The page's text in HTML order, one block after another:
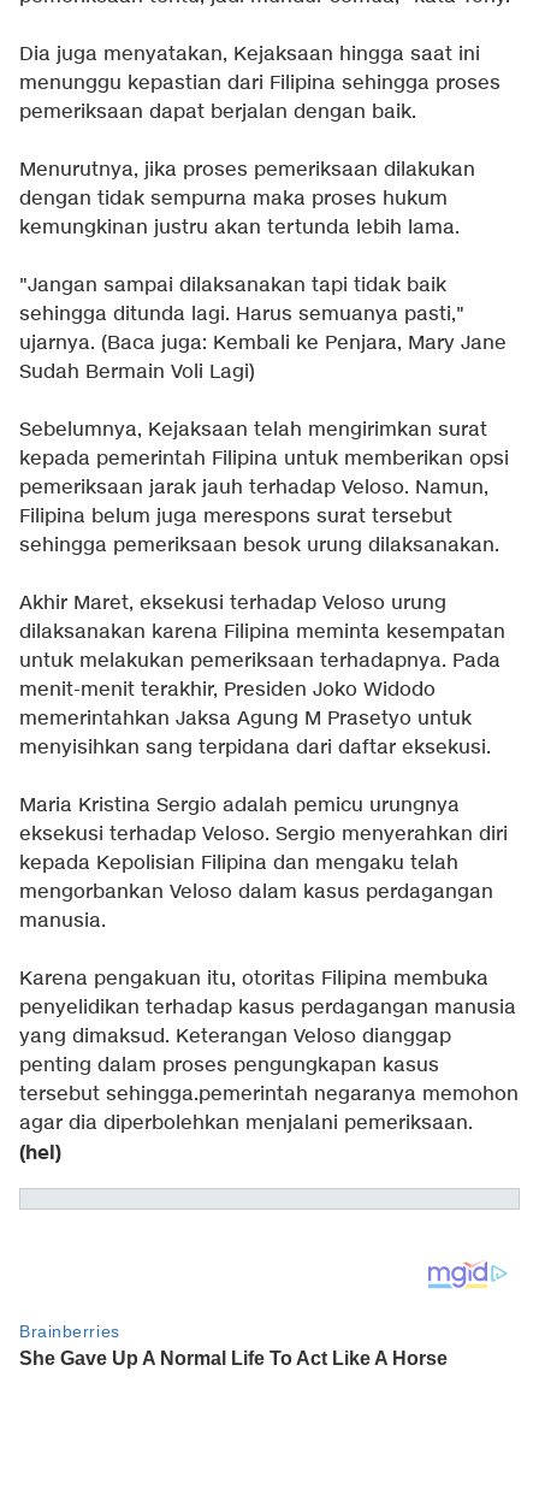
Dia juga menyatakan, Kejaksaan hingga saat ini
menunggu kepastian dari Filipina sehingga proses
pemeriksaan dapat berjalan dengan baik.
Menurutnya, jika proses pemeriksaan dilakukan
dengan tidak sempurna maka proses hukum
kemungkinan justru akan tertunda lebih lama.
"Jangan sampai dilaksanakan tapi tidak baik
sehingga ditunda lagi. Harus semuanya pasti,"
ujarnya. (Baca juga: Kembali ke Penjara, Mary Jane
Sudah Bermain Voli Lagi)
Sebelumnya, Kejaksaan telah mengirimkan surat
kepada pemerintah Filipina untuk memberikan opsi
pemeriksaan jarak jauh terhadap Veloso. Namun,
Filipina belum juga merespons surat tersebut
sehingga pemeriksaan besok urung dilaksanakan.
Akhir Maret, eksekusi terhadap Veloso urung
dilaksanakan karena Filipina meminta kesempatan
untuk melakukan pemeriksaan terhadapnya. Pada
menit-menit terakhir, Presiden Joko Widodo
memerintahkan Jaksa Agung M Prasetyo untuk
menyisihkan sang terpidana dari daftar eksekusi.
Maria Kristina Sergio adalah pemicu urungnya
eksekusi terhadap Veloso. Sergio menyerahkan diri
kepada Kepolisian Filipina dan mengaku telah
mengorbankan Veloso dalam kasus perdagangan
manusia.
Karena pengakuan itu, otoritas Filipina membuka
penyelidikan terhadap kasus perdagangan manusia
yang dimaksud. Keterangan Veloso dianggap
penting dalam proses pengungkapan kasus
tersebut sehingga.pemerintah negaranya memohon
agar dia diperbolehkan menjalani pemeriksaan.
(hel)